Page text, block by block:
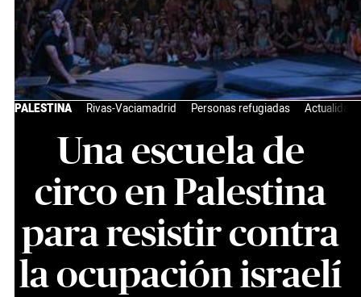
PALESTINA Rivas-Vaciamadrid Personas refugiadas Actualidad
Una escuela de
circo en Palestina
para resistir contra
la ocupación israelí